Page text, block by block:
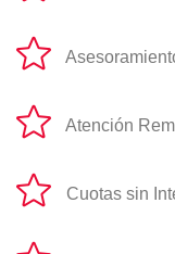
Atención
Cuotas sin